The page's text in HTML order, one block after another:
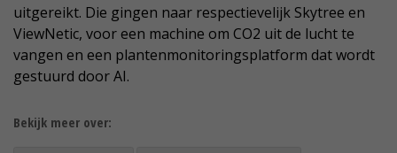
uitgereikt. Die gingen naar respectievelijk Skytree en
ViewNetic, voor een machine om CO2 uit de lucht te
vangen en een plantenmonitoringsplatform dat wordt
gestuurd door AI.
Bekijk meer over: